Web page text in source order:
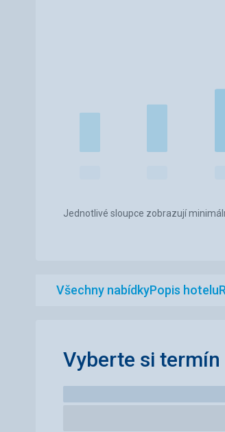
Jednotlivé sloupce zobrazují
Všechny nabídkyPopis hotelu
Vyberte si termín